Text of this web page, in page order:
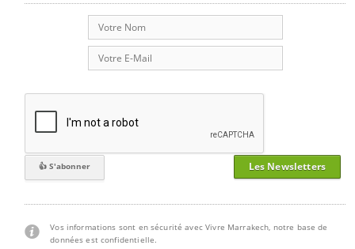
Les Newsletters
Vos informations sont en sécurité avec Vivre Marrakech, notre base de
données est confidentielle.